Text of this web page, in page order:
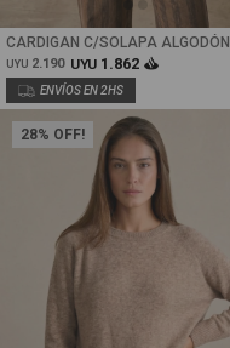
CARDIGAN C/SOLAPA ALGODÓN
ELASTANO - BEIGE MELANGE
UYU 2.190 UYU 1.862
28